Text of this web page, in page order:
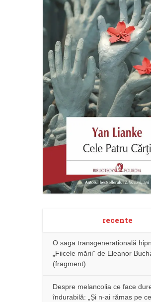
recente
O saga transgenerațională
„Fiicele mării” de Eleanor
(fragment)
Despre melancolia ce face
îndurabilă: „Și n-ai rămas pe